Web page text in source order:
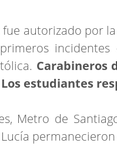
autorizado por
Carabineros
estudiantes
Metro de